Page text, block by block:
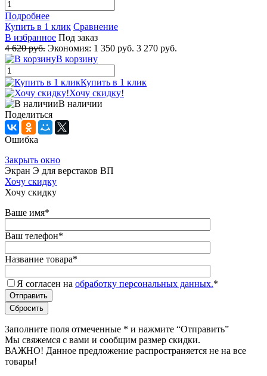
Подробнее
Купить в 1 клик Сравнение
В избранное Под заказ
4 620 руб. Экономия: 1 350 руб. 3 270 руб.
В корзину
Купить в 1 клик
Хочу скидку!
В наличии
Поделиться
Ошибка
Закрыть окно
Экран Э для верстаков ВП
Хочу скидку
Хочу скидку
Ваше имя*
Ваш телефон*
Название товара*
Я согласен на обработку персональных данных.*
Заполните поля отмеченные * и нажмите “Отправить”
Мы свяжемся с вами и сообщим размер скидки.
ВАЖНО! Данное предложение распространяется не на все
товары!